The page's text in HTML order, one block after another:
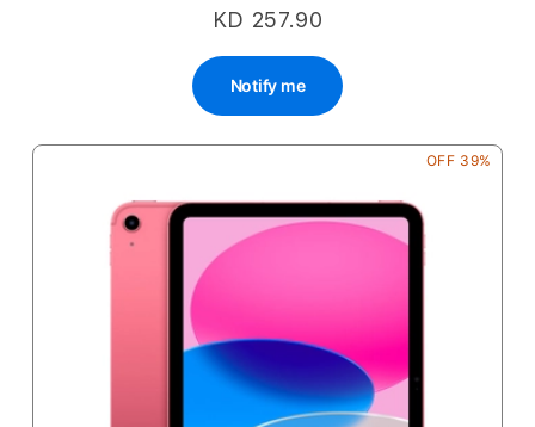
KD 257.90
Notify me
39% OFF